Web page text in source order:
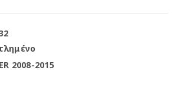
2008-2015